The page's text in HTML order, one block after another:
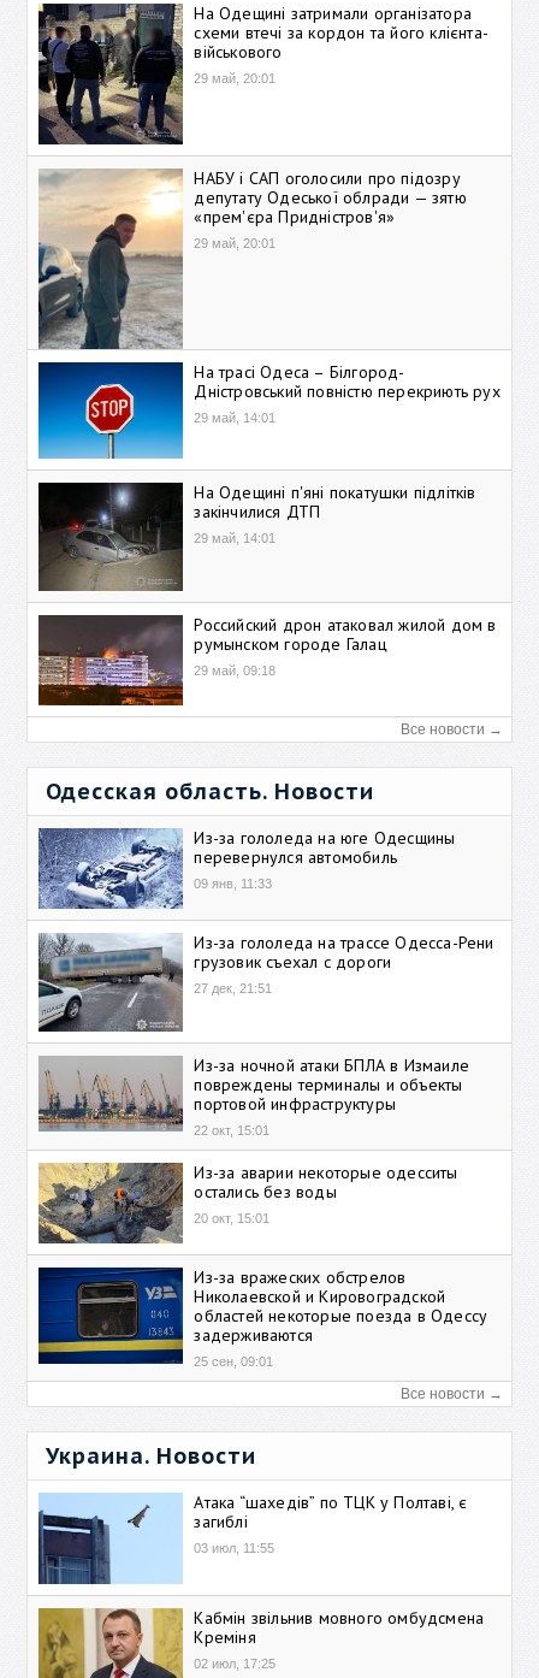
На Одещині затримали організатора
схеми втечі за кордон та його клієнта-
військового
29 май, 20:01
НАБУ і САП оголосили про підозру
депутату Одеської облради — зятю
«прем'єра Придністров'я»
29 май, 20:01
На трасі Одеса – Білгород-
Дністровський повністю перекриють рух
29 май, 14:01
На Одещині п'яні покатушки підлітків
закінчилися ДТП
29 май, 14:01
Российский дрон атаковал жилой дом в
румынском городе Галац
29 май, 09:18
Все новости →
Одесская область. Новости
Из-за гололеда на юге Одесщины
перевернулся автомобиль
09 янв, 11:33
Из-за гололеда на трассе Одесса-Рени
грузовик съехал с дороги
27 дек, 21:51
Из-за ночной атаки БПЛА в Измаиле
повреждены терминалы и объекты
портовой инфраструктуры
22 окт, 15:01
Из-за аварии некоторые одесситы
остались без воды
20 окт, 15:01
Из-за вражеских обстрелов
Николаевской и Кировоградской
областей некоторые поезда в Одессу
задерживаются
25 сен, 09:01
Все новости →
Украина. Новости
Атака “шахедів” по ТЦК у Полтаві, є
загиблі
03 июл, 11:55
Кабмін звільнив мовного омбудсмена
Креміня
02 июл, 17:25